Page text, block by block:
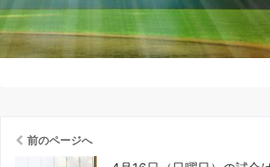
前のページへ